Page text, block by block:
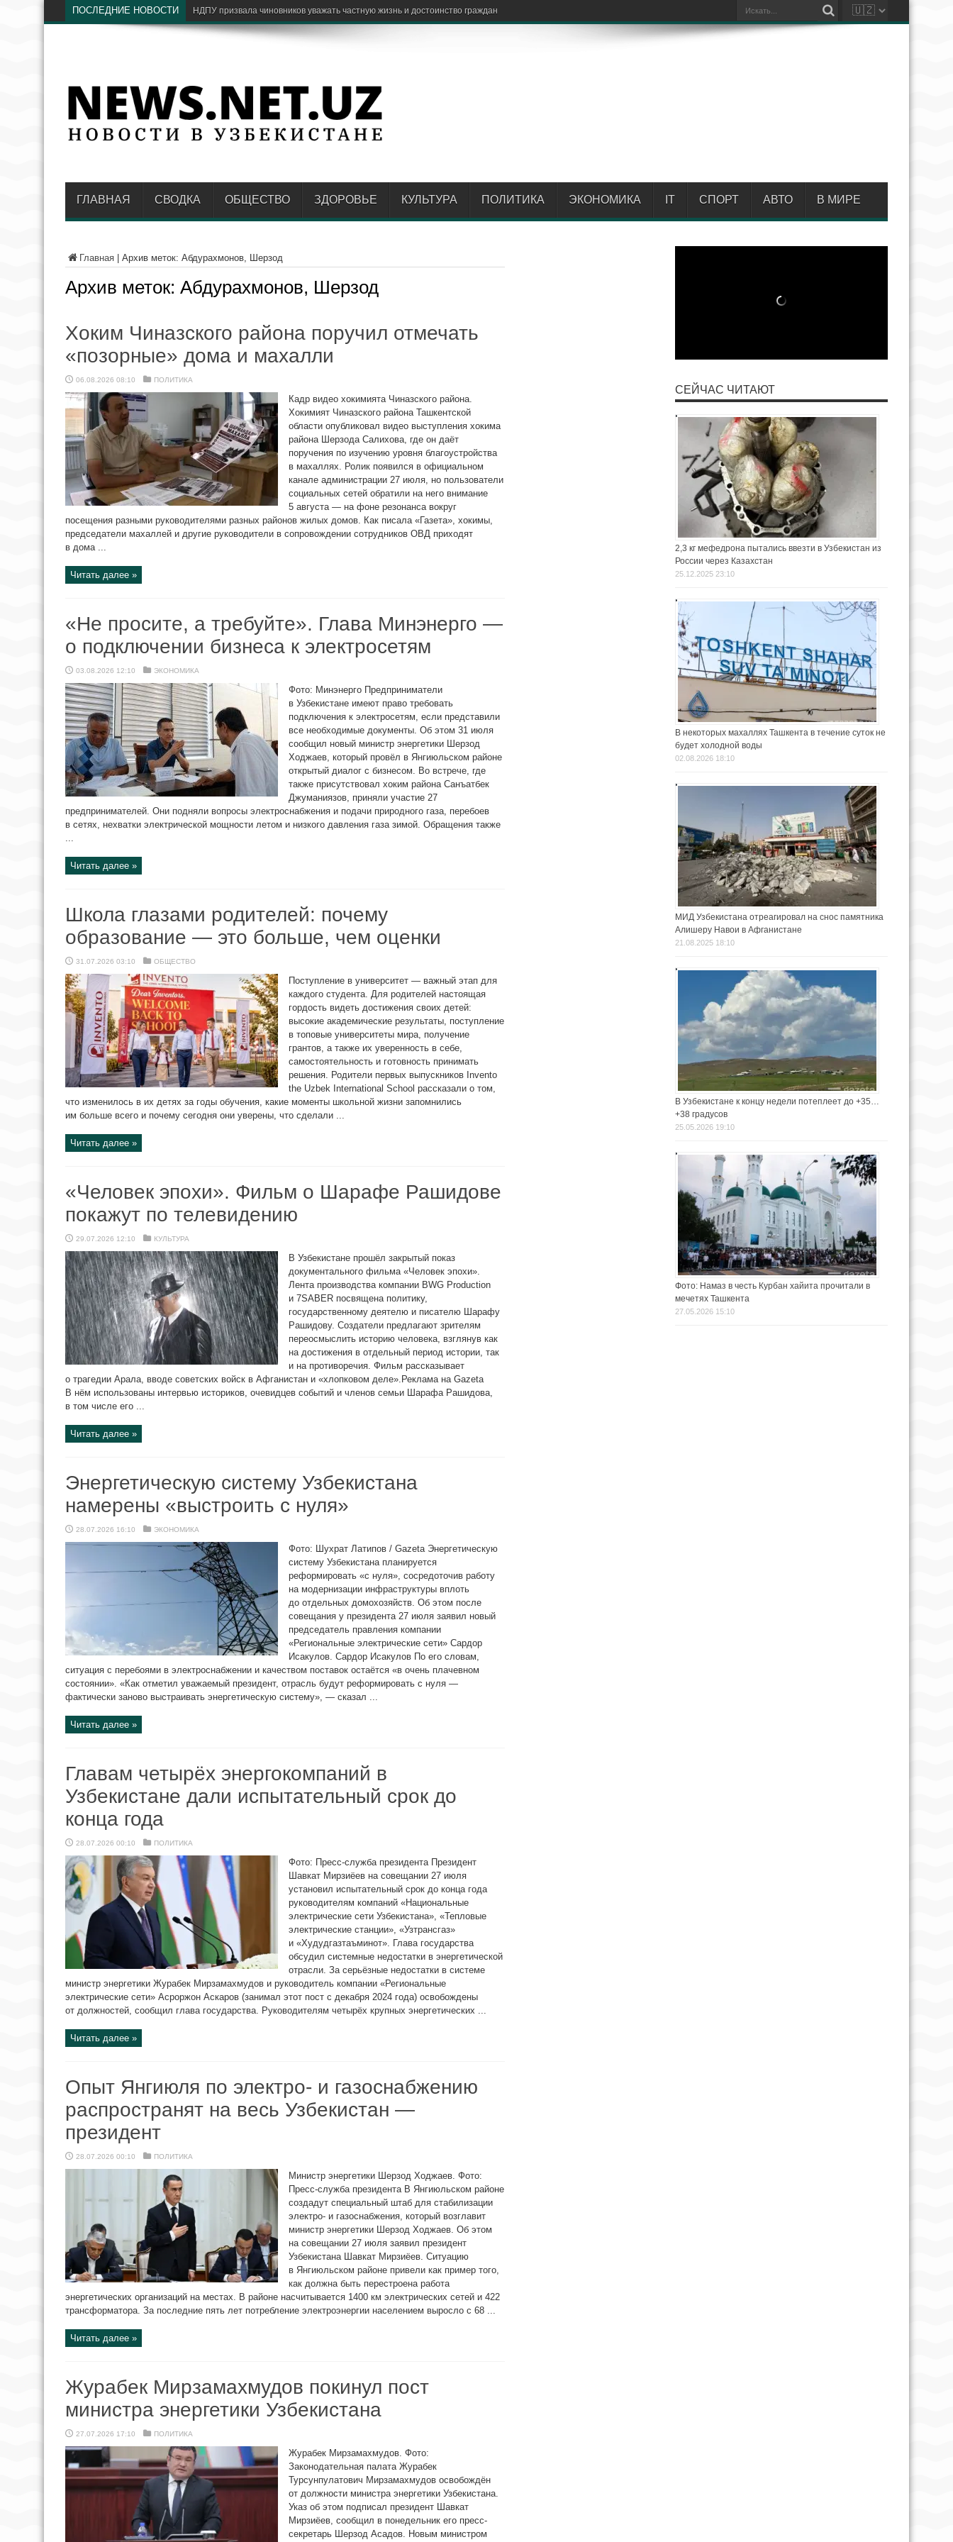
ПОСЛЕДНИЕ НОВОСТИ С какими проблемами граж
ГЛАВНАЯ СВОДКА ОБЩЕСТВО ЗДОРОВЬЕ КУЛЬТУРА ПОЛИТИКА ЭКОНОМИКА IT СПОРТ АВТО В МИРЕ
Главная Архив меток: Абдурахмонов, Шерзод
Архив меток: Абдурахмонов, Шерзод
Хоким Чиназского района поручил отмечать
«позорные» дома и махалли
06.08.2026 08:10 ПОЛИТИКА
Кадр видео хокимията Чиназского района.
Хокимият Чиназского района Ташкентской
области опубликовал видео выступления хокима
района Шерзода Салихова, где он даёт
поручения по изучению уровня благоустройства
в махаллях. Ролик появился в официальном
канале администрации 27 июля, но пользователи
социальных сетей обратили на него внимание
5 августа — на фоне резонанса вокруг
посещения разными руководителями разных районов жилых домов. Как писала «Газета», хокимы,
председатели махаллей и другие руководители в сопровождении сотрудников ОВД приходят
в дома ...
Читать далее »
«Не просите, а требуйте». Глава Минэнерго —
о подключении бизнеса к электросетям
03.08.2026 12:10 ЭКОНОМИКА
Фото: Минэнерго Предприниматели
в Узбекистане имеют право требовать
подключения к электросетям, если представили
все необходимые документы. Об этом 31 июля
сообщил новый министр энергетики Шерзод
Ходжаев, который провёл в Янгиюльском районе
открытый диалог с бизнесом. Во встрече, где
также присутствовал хоким района Санъатбек
Джуманиязов, приняли участие 27
предпринимателей. Они подняли вопросы электроснабжения и подачи природного газа, перебоев
в сетях, нехватки электрической мощности летом и низкого давления газа зимой. Обращения также
Читать далее »
Школа глазами родителей: почему
образование — это больше, чем оценки
31.07.2026 03:10 ОБЩЕСТВО
Поступление в университет — важный этап для
каждого студента. Для родителей настоящая
гордость видеть достижения своих детей:
высокие академические результаты, поступление
в топовые университеты мира, получение
грантов, а также их уверенность в себе,
самостоятельность и готовность принимать
решения. Родители первых выпускников Invento
the Uzbek International School рассказали о том,
что изменилось в их детях за годы обучения, какие моменты школьной жизни запомнились
им больше всего и почему сегодня они уверены, что сделали ...
Читать далее »
«Человек эпохи». Фильм о Шарафе Рашидове
покажут по телевидению
29.07.2026 12:10 КУЛЬТУРА
В Узбекистане прошёл закрытый показ
документального фильма «Человек эпохи».
Лента производства компании BWG Production
и 7SABER посвящена политику,
государственному деятелю и писателю Шарафу
Рашидову. Создатели предлагают зрителям
переосмыслить историю человека, взглянув как
на достижения в отдельный период истории, так
и на противоречия. Фильм рассказывает
о трагедии Арала, вводе советских войск в Афганистан и «хлопковом деле».Реклама на Gazeta
В нём использованы интервью историков, очевидцев событий и членов семьи Шарафа Рашидова,
в том числе его ...
Читать далее »
Энергетическую систему Узбекистана
намерены «выстроить с нуля»
28.07.2026 16:10 ЭКОНОМИКА
Фото: Шухрат Латипов / Gazeta Энергетическую
систему Узбекистана планируется
реформировать «с нуля», сосредоточив работу
на модернизации инфраструктуры вплоть
до отдельных домохозяйств. Об этом после
совещания у президента 27 июля заявил новый
председатель правления компании
«Региональные электрические сети» Сардор
Исакулов. Сардор Исакулов По его словам,
ситуация с перебоями в электроснабжении и качеством поставок остаётся «в очень плачевном
состоянии». «Как отметил уважаемый президент, отрасль будут реформировать с нуля —
фактически заново выстраивать энергетическую систему», — сказал ...
Читать далее »
Главам четырёх энергокомпаний в
Узбекистане дали испытательный срок до
конца года
28.07.2026 00:10 ПОЛИТИКА
Фото: Пресс-служба президента Президент
Шавкат Мирзиёев на совещании 27 июля
установил испытательный срок до конца года
руководителям компаний «Национальные
электрические сети Узбекистана», «Тепловые
электрические станции», «Узтрансгаз»
и «Худудгазтаъминот». Глава государства
обсудил системные недостатки в энергетической
отрасли. За серьёзные недостатки в системе
министр энергетики Журабек Мирзамахмудов и руководитель компании «Региональные
электрические сети» Асроржон Аскаров (занимал этот пост с декабря 2024 года) освобождены
от должностей, сообщил глава государства. Руководителям четырёх крупных энергетических ...
Читать далее »
Опыт Янгиюля по электро- и газоснабжению
распространят на весь Узбекистан —
президент
28.07.2026 00:10 ПОЛИТИКА
Министр энергетики Шерзод Ходжаев. Фото:
Пресс-служба президента В Янгиюльском районе
создадут специальный штаб для стабилизации
электро- и газоснабжения, который возглавит
министр энергетики Шерзод Ходжаев. Об этом
на совещании 27 июля заявил президент
Узбекистана Шавкат Мирзиёев. Ситуацию
в Янгиюльском районе привели как пример того,
как должна быть перестроена работа
энергетических организаций на местах. В районе насчитывается 1400 км электрических сетей и 422
трансформатора. За последние пять лет потребление электроэнергии населением выросло с 68 ...
Читать далее »
Журабек Мирзамахмудов покинул пост
министра энергетики Узбекистана
27.07.2026 17:10 ПОЛИТИКА
Журабек Мирзамахмудов. Фото:
Законодательная палата Журабек
Турсунпулатович Мирзамахмудов освобождён
от должности министра энергетики Узбекистана.
Указ об этом подписал президент Шавкат
Мирзиёев, сообщил в понедельник его пресс-
секретарь Шерзод Асадов. Новым министром
СЕЙЧАС ЧИТАЮТ
2,3 кг мефедрона пытались ввезти в Узбекистан из
России через Казахстан
25.12.2025 23:10
В некоторых махаллях Ташкента в течение суток не
будет холодной воды
02.08.2026 18:10
МИД Узбекистана отреагировал на снос памятника
Алишеру Навои в Афганистане
21.08.2025 18:10
В Узбекистане к концу недели потеплеет до +35…
+38 градусов
25.05.2026 19:10
Фото: Намаз в честь Курбан хайита прочитали в
мечетях Ташкента
27.05.2026 15:10